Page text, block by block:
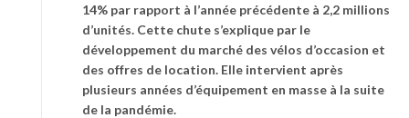
14% par rapport à l’année précédente à 2,2 millions
d’unités. Cette chute s’explique par le
développement du marché des vélos d’occasion et
des offres de location. Elle intervient après
plusieurs années d’équipement en masse à la suite
de la pandémie.